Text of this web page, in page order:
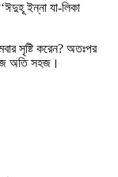
ইন্না যা-লিকা
সৃষ্টি করেন? অতঃপর
অতি সহজ।